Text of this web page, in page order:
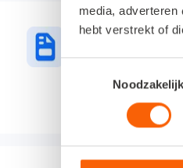
media, adverteren
hebt verstrekt of
Noodzakelijk
Verzend ze